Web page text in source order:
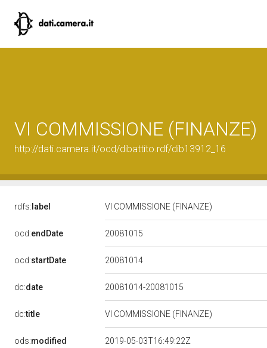
VI COMMISSIONE (FINANZE)
http://dati.camera.it/ocd/dibattito.rdf/dib13912_16
rdfs: label VI COMMISSIONE (FINANZE)
ocd:endDate 20081015
ocd:startDate 20081014
dc:date 20081014-20081015
dc:title VI COMMISSIONE (FINANZE)
ods:modified 2019-05-03T16:49:22Z